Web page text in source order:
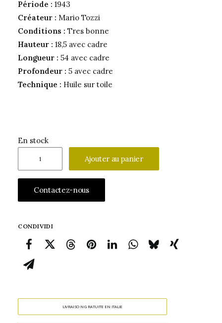
Période : 1943
Créateur : Mario Tozzi
Conditions : Tres bonne
Hauteur : 18,5 avec cadre
Longueur : 54 avec cadre
Profondeur : 5 avec cadre
Technique : Huile sur toile
En stock
Mario
Tozzi
œuvre
Ajouter au panier
Contactez-nous
CONDIVIDI
LIVRAISON GRATUITE EN ITALIE